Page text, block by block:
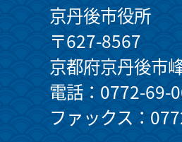
京丹後市役所
〒627-8567
京都府京丹後市
電話：0772-69-
ファックス：